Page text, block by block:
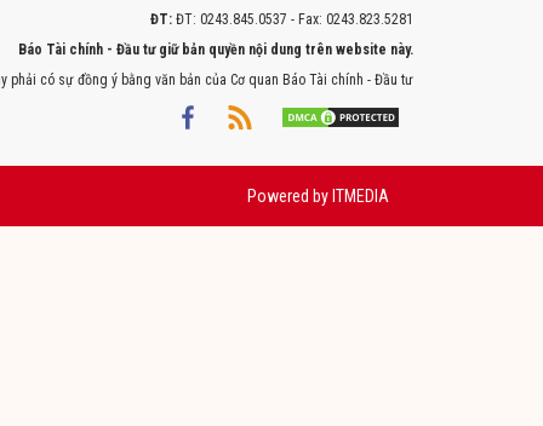
ĐT: ĐT: 0243.845.0537 - Fax: 0243.823.5281
Báo Tài chính - Đầu tư giữ bản quyền nội dung trên website này.
có sự đồng ý bằng văn bản của Cơ quan Báo Tài chính - Đầu tư
Powered by ITMEDIA